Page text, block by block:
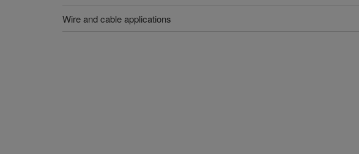
Wire and cable applications